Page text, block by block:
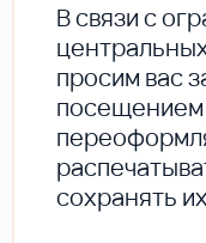
В cвязи с
просим вас
сохранять